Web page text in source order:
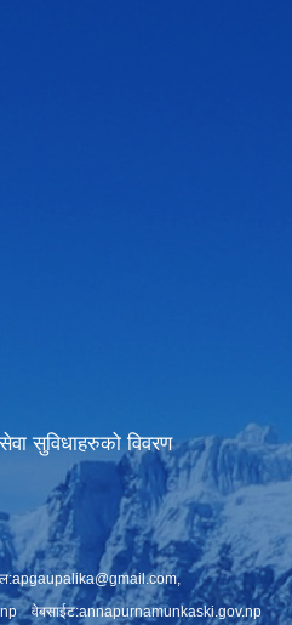
सुविधाहरुको विवरण
apgaupalika@gmail.com,
वेबसाईट:annapurnamunkaski.gov.np